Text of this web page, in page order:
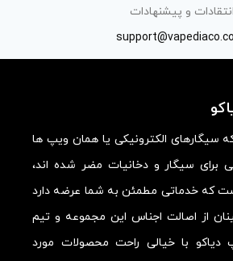
انتقادات و پیشنهادات
که سیگارهای الکترونیکی یا همان ویپ ها
برای سیگار و دخانیات مضر شده اند،
که خدماتی مطمئن به شما عرضه دارد
از اصالت اجناس این مجموعه و تیم
دیاکو با خیالی راحت محصولات مورد